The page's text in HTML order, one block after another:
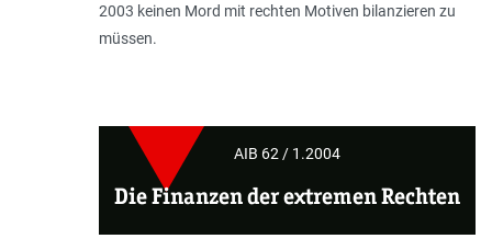
2003 keinen Mord mit rechten Motiven bilanzieren zu
müssen.
AIB 62 / 1.2004
Die Finanzen der extremen Rechten